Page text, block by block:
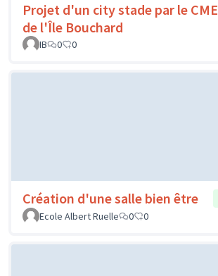
Projet d'un city stade par le CME
de l'Île Bouchard
IB
0 0
Création d'une salle bien être
Ecole Albert Ruelle
0 0